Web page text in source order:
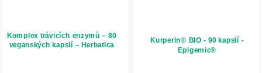
Komplex trávicích enzymů – 80
veganských kapslí – Herbatica
Kurperin® BIO - 90 kapslí -
Epigemic®